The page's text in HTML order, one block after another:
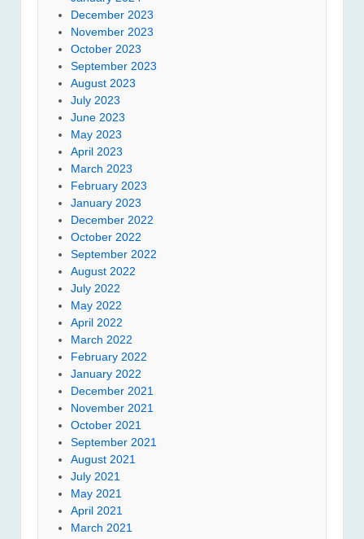
December 2023
November 2023
October 2023
September 2023
August 2023
July 2023
June 2023
May 2023
April 2023
March 2023
February 2023
January 2023
December 2022
October 2022
September 2022
August 2022
July 2022
May 2022
April 2022
March 2022
February 2022
January 2022
December 2021
November 2021
October 2021
September 2021
August 2021
July 2021
May 2021
April 2021
March 2021